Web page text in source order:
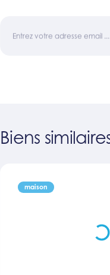
Entrez votre adresse email ...
Biens
maison